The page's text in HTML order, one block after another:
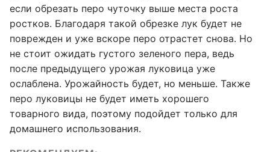
если обрезать перо чуточку выше места роста
ростков. Благодаря такой обрезке лук будет не
поврежден и уже вскоре перо отрастет снова. Но
не стоит ожидать густого зеленого пера, ведь
после предыдущего урожая луковица уже
ослаблена. Урожайность будет, но меньше. Также
перо луковицы не будет иметь хорошего
товарного вида, поэтому подойдет только для
домашнего использования.